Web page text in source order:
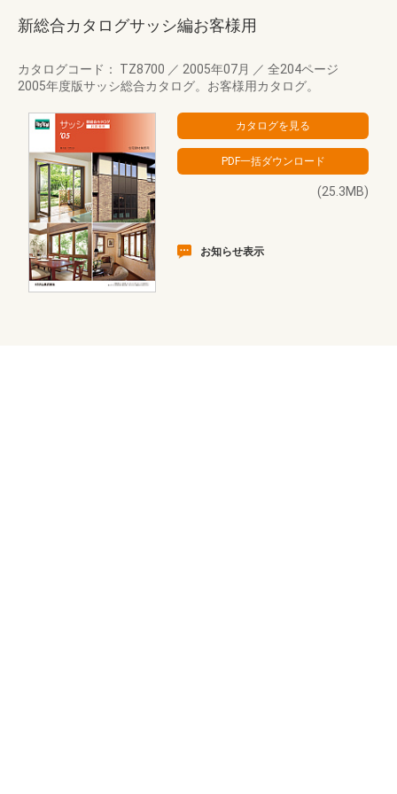
新総合カタログサッシ編お客様用
カタログコード： TZ8700 ／ 2005年07月 ／ 全204ページ
2005年度版サッシ総合カタログ。お客様用カタログ。
(25.3MB)
お知らせ表示